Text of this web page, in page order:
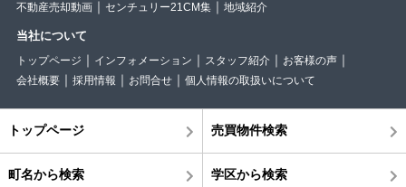
不動産売却動画
センチュリー21CM集 地域紹介
当社について
トップページ インフォメーション スタッフ紹介
お客様の声
会社概要
採用情報 お問合せ 個人情報の取扱いについて
トップページ 売買物件検索
町名から検索 学区から検索